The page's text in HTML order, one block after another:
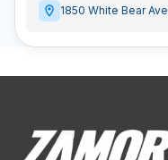
1850 White Bear Ave